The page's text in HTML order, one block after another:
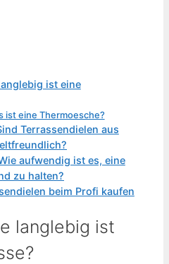
ist eine
ist eine Thermoesche?
Terrassendielen aus
aufwendig ist es, eine
zu halten?
beim Profi kaufen
langlebig ist